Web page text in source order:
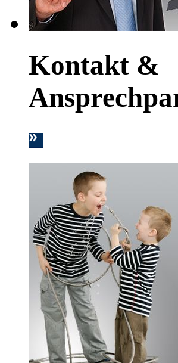
Kontakt &